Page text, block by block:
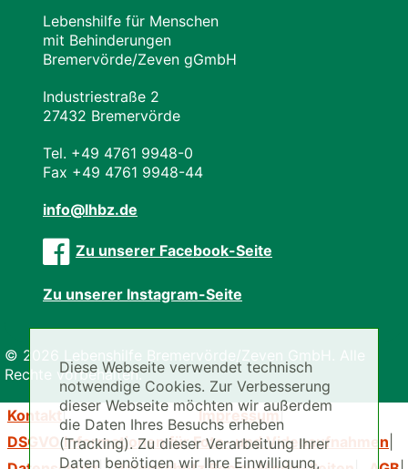
Lebenshilfe für Menschen
mit Behinderungen
Bremervörde/Zeven gGmbH
Industriestraße 2
27432 Bremervörde
Tel. +49 4761 9948-0
Fax +49 4761 9948-44
info@lhbz.de
Zu unserer Facebook-Seite
Zu unserer Instagram-Seite
© 2026 Lebenshilfe Bremervörde/Zeven GmbH. Alle
Rechte vorbehalten.
Kontakt
Impressum
DSGVO Informationen für Foto- und Videoaufnahmen
Diese Webseite verwendet technisch
notwendige Cookies. Zur Verbesserung
dieser Webseite möchten wir außerdem
die Daten Ihres Besuchs erheben
(Tracking). Zu dieser Verarbeitung Ihrer
Daten benötigen wir Ihre Einwilligung,